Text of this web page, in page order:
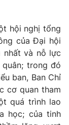
phát hành lại
hội nghị tổng
của Đại hội
nhất và nỗ lực
trong đó
ban, Ban Chỉ
cơ quan tham
quá trình lao
học; của tinh